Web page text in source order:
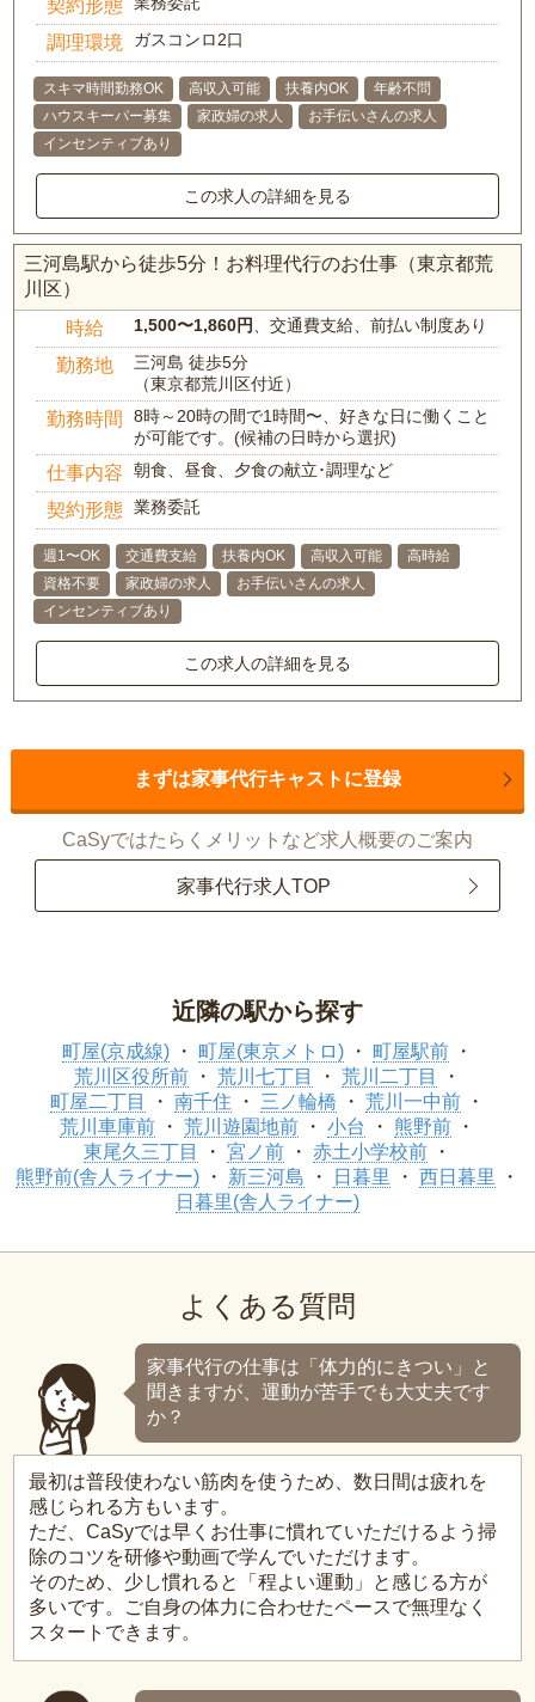
契約形態
調理環境 ガスコンロ2口
スキマ時間勤務OK 高収入可能 扶養内OK
年齢不問
ハウスキーパー募集
家政婦の求人
お手伝いさんの求人
インセンティブあり
この求人の詳細を見る
三河島駅から徒歩5分！お料理代行のお仕事（東京都荒
川区）
時給 1,500〜1,860円 、交通費支給、前払い制度あり
勤務地
三河島 徒歩5分
（東京都荒川区付近）
勤務時間
8時～20時の間で1時間〜、好きな日に働くこと
が可能です。(候補の日時から選択)
仕事内容 朝食、昼食、夕食の献立･調理など
契約形態 業務委託
週1〜OK 交通費支給 扶養内OK 高収入可能
高時給
資格不要
家政婦の求人
お手伝いさんの求人
インセンティブあり
この求人の詳細を見る
まずは家事代行キャストに登録
CaSyではたらくメリットなど求人概要のご案内
家事代行求人TOP
近隣の駅から探す
町屋(京成線) 町屋(東京メトロ)
町屋駅前
荒川区役所前
荒川七丁目
荒川二丁目
町屋二丁目
南千住 三ノ輪橋
荒川一中前
荒川車庫前
荒川遊園地前 小台
熊野前
東尾久三丁目
宮ノ前
赤土小学校前
熊野前(舎人ライナー)
新三河島 日暮里
西日暮里
日暮里(舎人ライナー)
よくある質問
家事代行の仕事は「体力的にきつい」と
聞きますが、運動が苦手でも大丈夫です
か？
最初は普段使わない筋肉を使うため、数日間は疲れを
感じられる方もいます。
ただ、CaSyでは早くお仕事に慣れていただけるよう掃
除のコツを研修や動画で学んでいただけます。
そのため、少し慣れると「程よい運動」と感じる方が
多いです。ご自身の体力に合わせたペースで無理なく
スタートできます。